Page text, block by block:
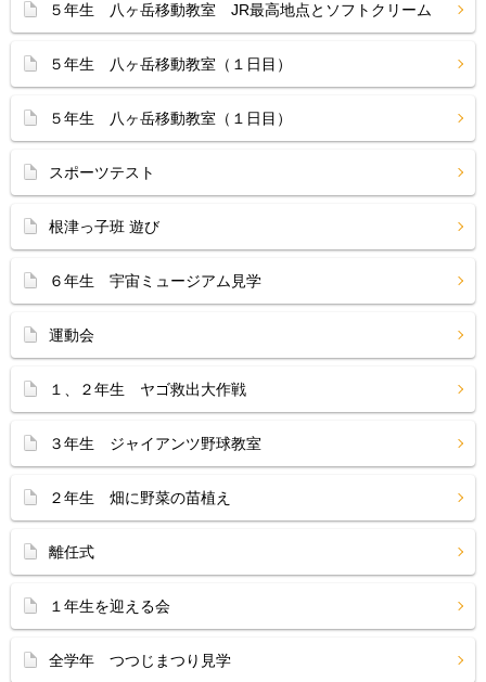
５年生 八ヶ岳移動教室 JR最高地点とソフトクリーム
５年生 八ヶ岳移動教室（１日目）
５年生 八ヶ岳移動教室（１日目）
スポーツテスト
根津っ子班 遊び
６年生 宇宙ミュージアム見学
運動会
１、２年生 ヤゴ救出大作戦
３年生 ジャイアンツ野球教室
２年生 畑に野菜の苗植え
離任式
１年生を迎える会
全学年 つつじまつり見学